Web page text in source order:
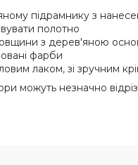
підрамнику з
полотно
з дерев'яною
фарби
лаком, зі зручним
можуть незначно